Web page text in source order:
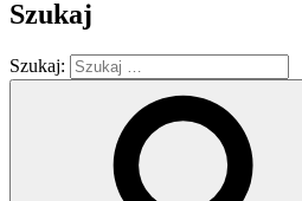
Szukaj
Szukaj: